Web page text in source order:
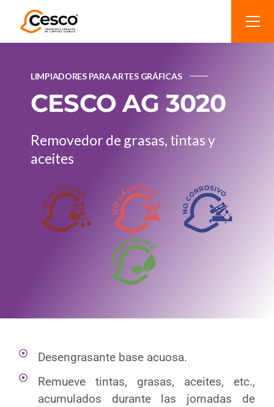
LIMPIADORES PARA ARTES GRÁFICAS
CESCO AG 3020
Removedor de grasas, tintas y
aceites
Desengrasante base acuosa.
Remueve tintas, grasas, aceites, etc.,
acumulados durante las jornadas de